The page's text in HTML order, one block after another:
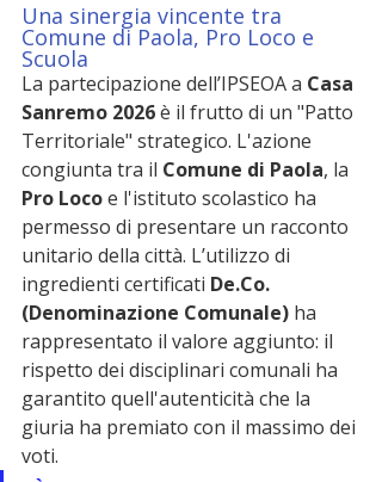
Una sinergia vincente tra
Comune di Paola, Pro Loco e
Scuola
La partecipazione dell’IPSEOA a Casa
Sanremo 2026 è il frutto di un "Patto
Territoriale" strategico. L'azione
congiunta tra il Comune di Paola, la
Pro Loco e l'istituto scolastico ha
permesso di presentare un racconto
unitario della città. L’utilizzo di
ingredienti certificati De.Co.
(Denominazione Comunale) ha
rappresentato il valore aggiunto: il
rispetto dei disciplinari comunali ha
garantito quell'autenticità che la
giuria ha premiato con il massimo dei
voti.